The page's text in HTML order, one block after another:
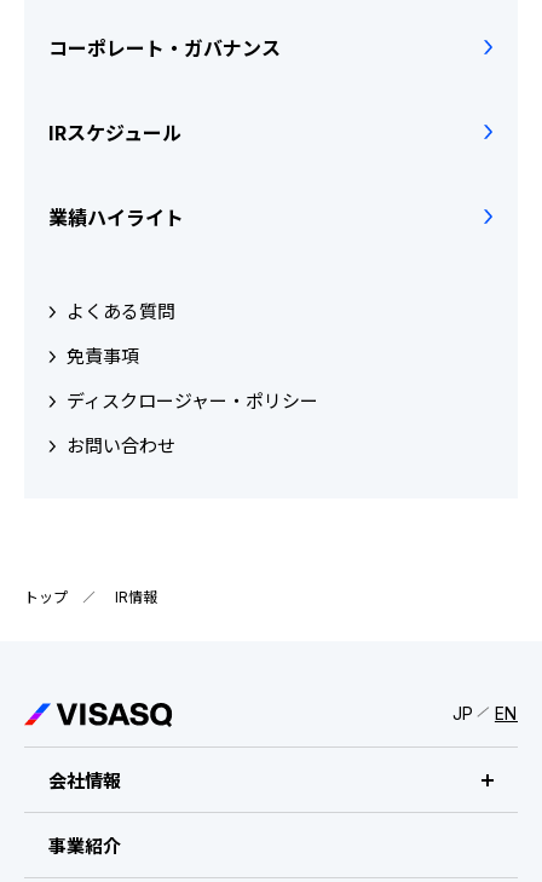
コーポレート・ガバナンス
IRスケジュール
業績ハイライト
よくある質問
免責事項
ディスクロージャー・ポリシー
お問い合わせ
トップ IR情報
JP EN
会社情報
ビザスクについて
事業紹介